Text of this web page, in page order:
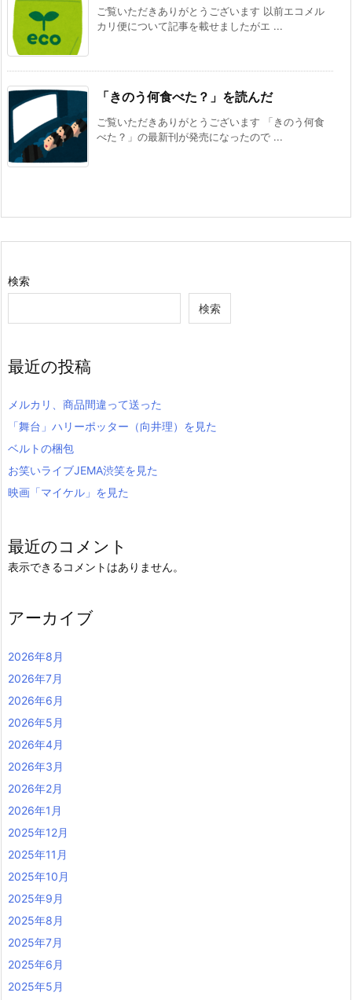
ご覧いただきありがとうございます 以前エコメル
カリ便について記事を載せましたがエ ...
「きのう何食べた？」を読んだ
ご覧いただきありがとうございます 「きのう何食
べた？」の最新刊が発売になったので ...
検索
検索
最近の投稿
メルカリ、商品間違って送った
「舞台」ハリーポッター（向井理）を見た
ベルトの梱包
お笑いライブJEMA渋笑を見た
映画「マイケル」を見た
最近のコメント
表示できるコメントはありません。
アーカイブ
2026年8月
2026年7月
2026年6月
2026年5月
2026年4月
2026年3月
2026年2月
2026年1月
2025年12月
2025年11月
2025年10月
2025年9月
2025年8月
2025年7月
2025年6月
2025年5月